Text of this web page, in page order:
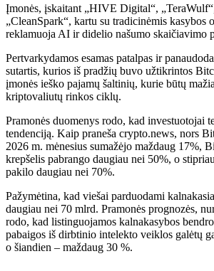
Įmonės, įskaitant „HIVE Digital“,
„CleanSpark“, kartu su tradicinėmis kasybos
reklamuoja AI ir didelio našumo skaičiavimo
Pertvarkydamos esamas patalpas ir
sutartis, kurios iš pradžių buvo užtikrintos
įmonės ieško pajamų šaltinių, kurie būtų
kriptovaliutų rinkos ciklų.
Pramonės duomenys rodo, kad investuotojai
tendenciją. Kaip praneša crypto.news, nors
2026 m. mėnesius sumažėjo maždaug 17%,
krepšelis pabrango daugiau nei 50%, o
pakilo daugiau nei 70%.
Pažymėtina, kad viešai parduodami
daugiau nei 70 mlrd. Pramonės prognozės,
rodo, kad listinguojamos kalnakasybos
pabaigos iš dirbtinio intelekto veiklos galėtų
o šiandien – maždaug 30 %.